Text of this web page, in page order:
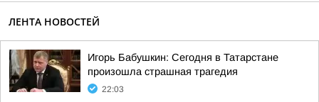
ЛЕНТА НОВОСТЕЙ
Игорь Бабушкин: Сегодня в Татарстане
произошла страшная трагедия
22:03